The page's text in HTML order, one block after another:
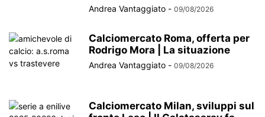
Andrea Vantaggiato - 09/08/2026
Calciomercato Roma, offerta per
Rodrigo Mora | La situazione
Andrea Vantaggiato - 09/08/2026
Calciomercato Milan, sviluppi sul